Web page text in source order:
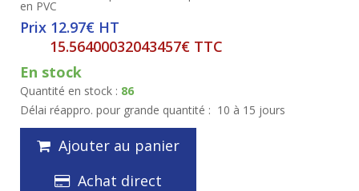
en PVC
Prix 12.97€ HT
15.56400032043457€ TTC
En stock
Quantité en stock : 86
Délai réappro. pour grande quantité : 10 à 15 jours
Ajouter au panier
Achat direct